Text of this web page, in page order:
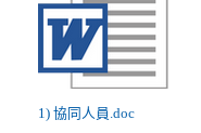
1) 協同人員.doc